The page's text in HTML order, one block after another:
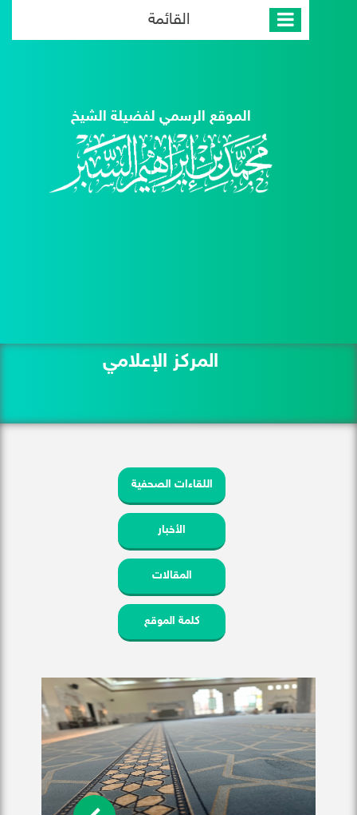
القائمة
الموقع الرسمي لفضيلة الشيخ
المركز الإعلامي
اللقاءات الصحفية
الأخبار
المقالات
كلمة الموقع